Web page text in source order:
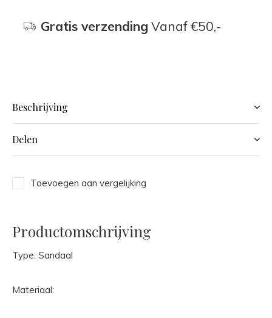
Gratis verzending Vanaf €50,-
Beschrijving
Delen
Toevoegen aan vergelijking
Productomschrijving
Type: Sandaal
Materiaal: